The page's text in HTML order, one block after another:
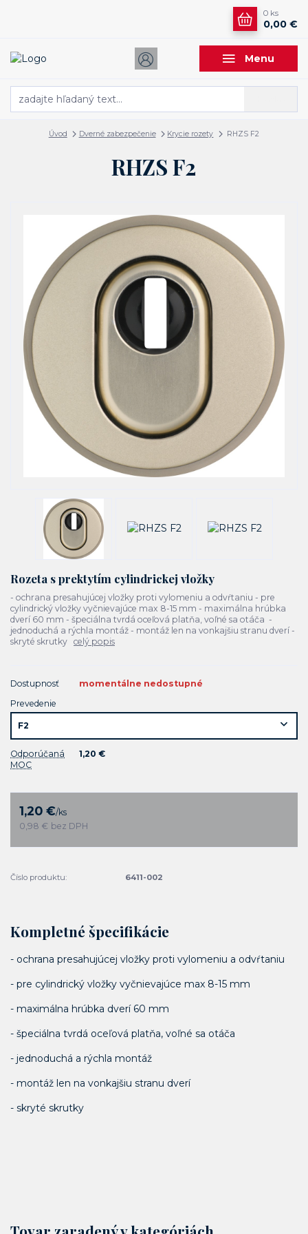
Menu
0 ks
0,00 €
Úvod Dverné zabezpečenie Krycie rozety RHZS F2
RHZS F2
Rozeta s prektytím cylindrickej vložky
- ochrana presahujúcej vložky proti vylomeniu a odvŕtaniu - pre
cylindrický vložky vyčnievajúce max 8-15 mm - maximálna hrúbka
dverí 60 mm - špeciálna tvrdá oceľová platňa, voľné sa otáča -
jednoduchá a rýchla montáž - montáž len na vonkajšiu stranu dverí -
skryté skrutky celý popis
Dostupnosť
momentálne nedostupné
Prevedenie
Odporúčaná
MOC
1,20 €
1,20 €/ks
0,98 € bez DPH
Číslo produktu: 6411-002
Kompletné špecifikácie
- ochrana presahujúcej vložky proti vylomeniu a odvŕtaniu
- pre cylindrický vložky vyčnievajúce max 8-15 mm
- maximálna hrúbka dverí 60 mm
- špeciálna tvrdá oceľová platňa, voľné sa otáča
- jednoduchá a rýchla montáž
- montáž len na vonkajšiu stranu dverí
- skryté skrutky